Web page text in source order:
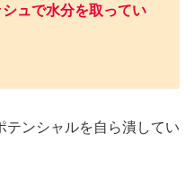
ュで水分を取ってい
テンシャルを自ら潰してい